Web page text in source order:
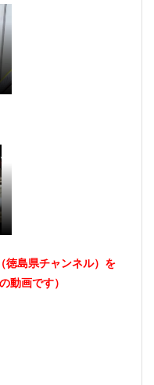
徳島県チャンネル）を
動画です）